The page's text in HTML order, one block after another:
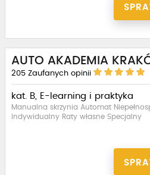
AUTO AKADEMIA
205 Zaufanych opinii
kat. B, E-learning i praktyka
Manualna skrzynia Automat
Indywidualny Raty własne Specjalny